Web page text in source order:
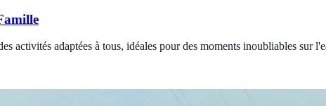
activités adaptées à tous, idéales pour des moments inoubliables sur